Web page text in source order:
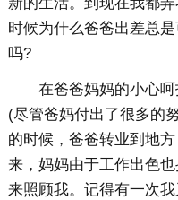
时候为什么爸爸出差总
吗?
在爸爸妈妈的小心
(尽管爸妈付出了很多的
的时候，爸爸转业到地
来，妈妈由于工作出色
来照顾我。记得有一次